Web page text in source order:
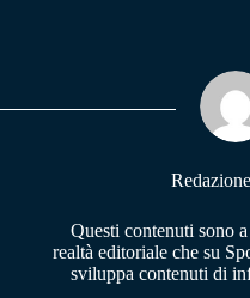
pp m
Questi contenuti sono
realtà editoriale che su
sviluppa contenuti di